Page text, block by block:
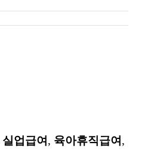
실업급여 , 육아휴직급여 ,